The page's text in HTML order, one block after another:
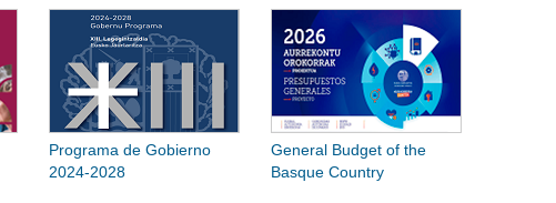
Programa de Gobierno
2024-2028
General Budget of the
Basque Country